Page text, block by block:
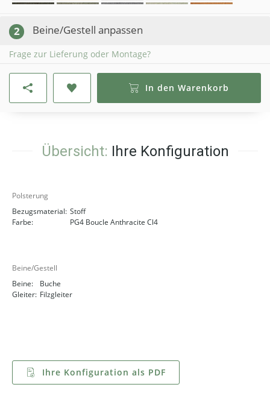
2 Beine/Gestell anpassen
Frage zur Lieferung oder Montage?
In den Warenkorb
Übersicht: Ihre Konfiguration
Polsterung
Bezugsmaterial: Stoff
Farbe:
PG4 Boucle Anthracite Cl4
Beine/Gestell
Beine:
Buche
Gleiter: Filzgleiter
Ihre Konfiguration als PDF